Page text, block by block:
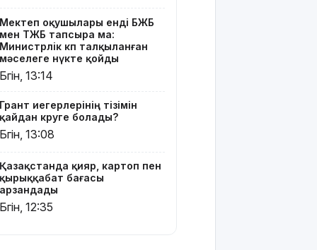
тренд:
жастар
алкоголь
сатып
алып,
төгіп
жатыр
экспорты
болжамдағыдай
болмады
Мектеп оқушылары енді БЖБ
мен ТЖБ тапсыра ма:
Министрлік көп талқыланған
мәселеге нүкте қойды
Бүгін, 13:14
Грант иегерлерінің тізімін
қайдан көруге болады?
Бүгін, 13:08
Қазақстанда қияр, картоп пен
қырыққабат бағасы
арзандады
Бүгін, 12:35